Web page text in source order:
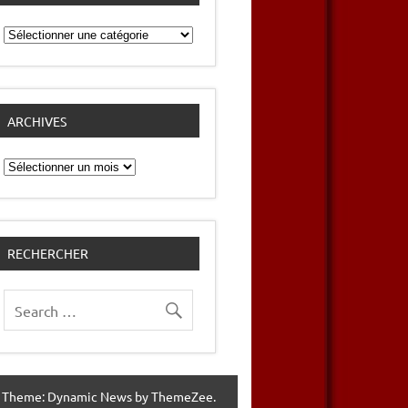
Catégories
ARCHIVES
Archives
RECHERCHER
Dynamic News by ThemeZee.